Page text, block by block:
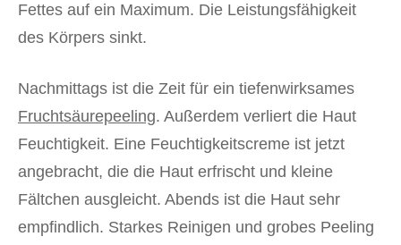
Fettes auf ein Maximum. Die Leistungsfähigkeit
des Körpers sinkt.
Nachmittags ist die Zeit für ein tiefenwirksames
Fruchtsäurepeeling. Außerdem verliert die Haut
Feuchtigkeit. Eine Feuchtigkeitscreme ist jetzt
angebracht, die die Haut erfrischt und kleine
Fältchen ausgleicht. Abends ist die Haut sehr
empfindlich. Starkes Reinigen und grobes Peeling